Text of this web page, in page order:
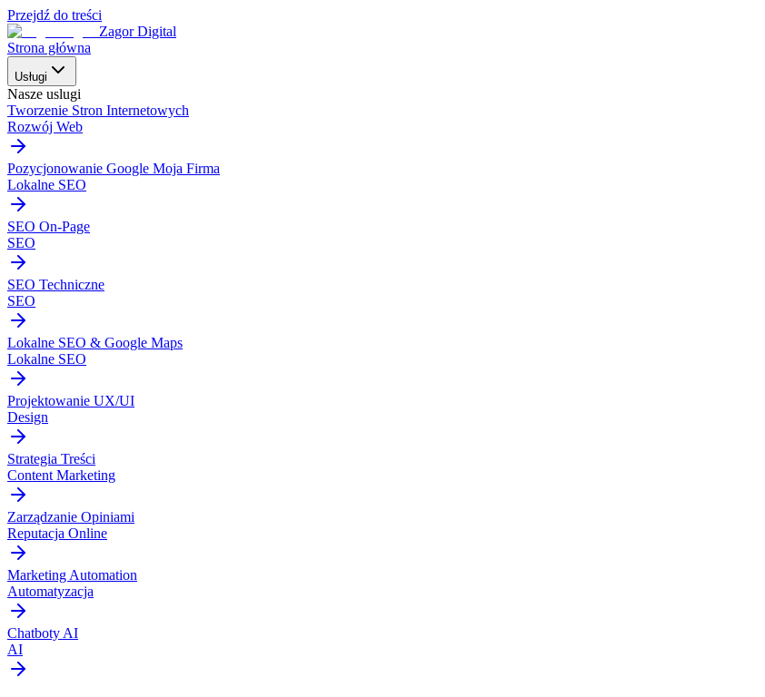
Przejdź do treści
Zagor Digital
Strona główna
Usługi
Nasze uslugi
Tworzenie Stron Internetowych
Rozwój Web
Pozycjonowanie Google Moja Firma
Lokalne SEO
SEO On-Page
SEO
SEO Techniczne
SEO
Lokalne SEO & Google Maps
Lokalne SEO
Projektowanie UX/UI
Design
Strategia Treści
Content Marketing
Zarządzanie Opiniami
Reputacja Online
Marketing Automation
Automatyzacja
Chatboty AI
AI